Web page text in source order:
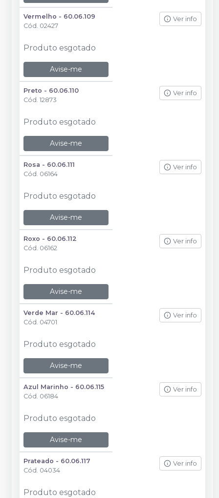
Vermelho - 60.06.109
Cód. 02427
Ver info
Produto esgotado
Avise-me
Preto - 60.06.110
Cód. 12873
Ver info
Produto esgotado
Avise-me
Rosa - 60.06.111
Cód. 06164
Ver info
Produto esgotado
Avise-me
Roxo - 60.06.112
Cód. 06162
Ver info
Produto esgotado
Avise-me
Verde Mar - 60.06.114
Cód. 04701
Ver info
Produto esgotado
Avise-me
Azul Marinho - 60.06.115
Cód. 06184
Ver info
Produto esgotado
Avise-me
Prateado - 60.06.117
Cód. 04034
Ver info
Produto esgotado